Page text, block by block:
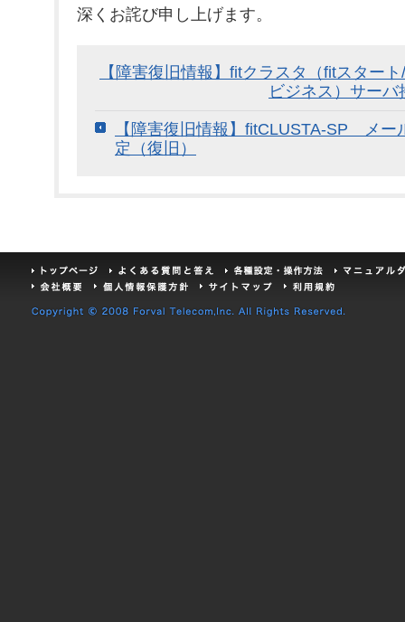
深くお詫び申し上げます。
【障害復旧情報】fitクラスタ（fitスター
ビジネス）サー
【障害復旧情報】fitCLUSTA-SP メー
定（復旧）